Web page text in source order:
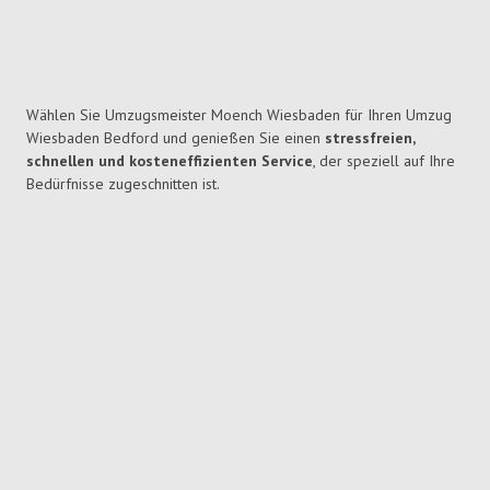
Wählen Sie Umzugsmeister Moench Wiesbaden für Ihren Umzug
Wiesbaden Bedford und genießen Sie einen stressfreien,
schnellen und kosteneffizienten Service, der speziell auf Ihre
Bedürfnisse zugeschnitten ist.